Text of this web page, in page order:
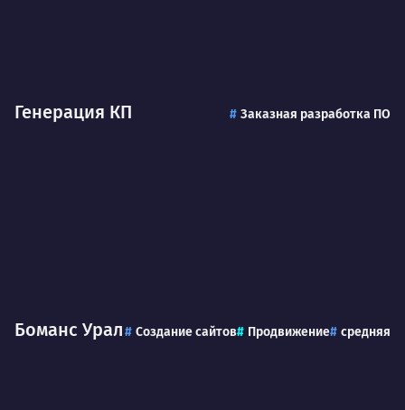
Генерация КП Заказная разработка ПО
Боманс Урал Создание сайтов Продвижение средняя